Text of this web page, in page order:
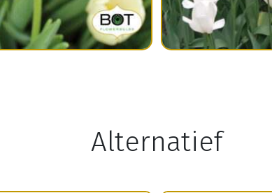
Alternatief